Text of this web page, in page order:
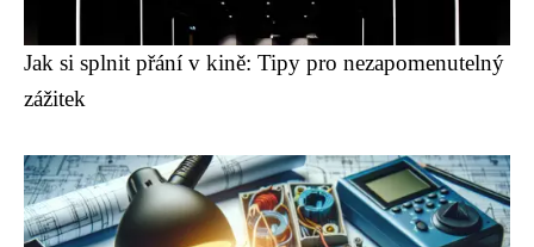
Jak si splnit přání v kině: Tipy pro nezapomenutelný
zážitek